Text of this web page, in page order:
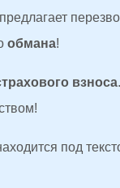
обмана!
взноса
под